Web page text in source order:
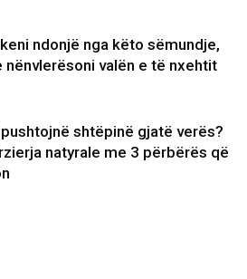
ndonjë nga këto sëmundje,
nënvlerësoni valën e të nxehtit
shtëpinë gjatë verës?
natyrale me 3 përbërës që